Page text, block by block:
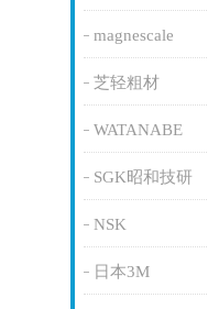
magnescale
芝轻粗材
WATANABE
SGK昭和技研
NSK
日本3M